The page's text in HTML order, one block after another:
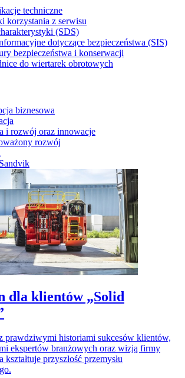
techniczne
korzystania z serwisu
(SDS)
dotyczące bezpieczeństwa (SIS)
bezpieczeństwa i konserwacji
do wiertarek obrotowych
biznesowa
i rozwój oraz innowacje
rozwój
dla klientów „Solid
prawdziwymi historiami sukcesów klientów,
ekspertów branżowych oraz wizją firmy
przyszłość przemysłu